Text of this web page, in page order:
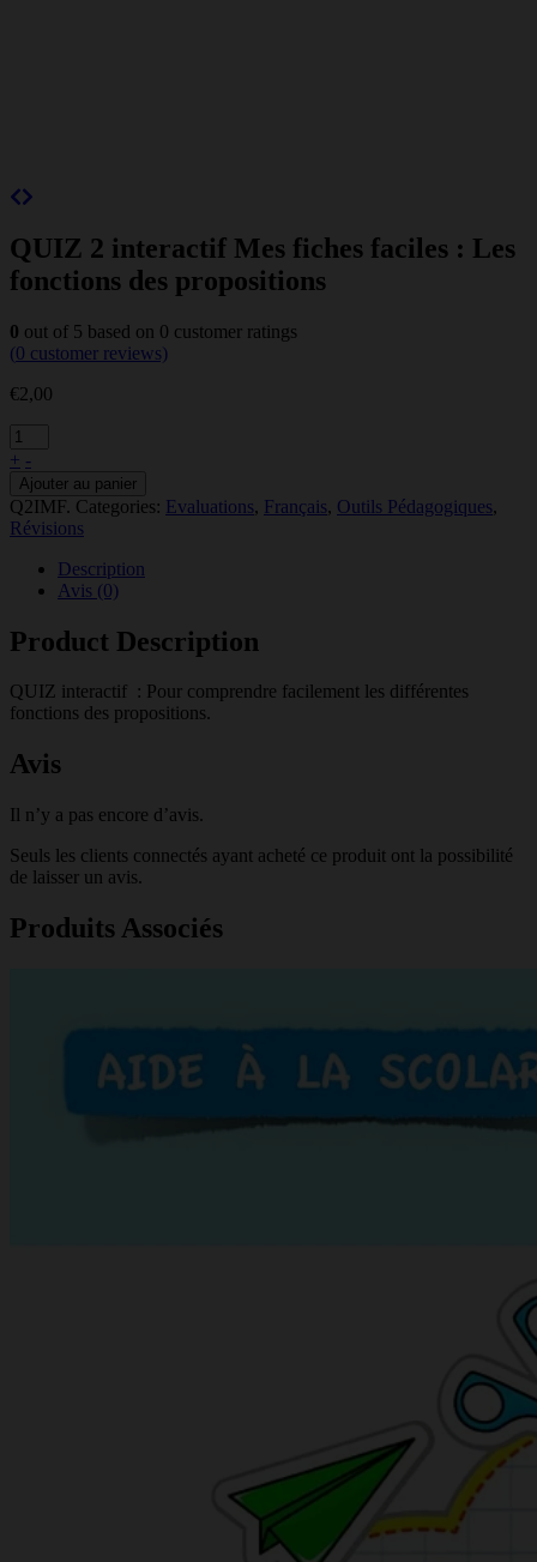
QUIZ 2 interactif Mes fiches faciles : Les
fonctions des propositions
0 out of 5 based on 0 customer ratings
(0 customer reviews)
€2,00
+ -
Ajouter au panier
Q2IMF. Categories: Evaluations, Français, Outils Pédagogiques,
Révisions
Description
Avis (0)
Product Description
QUIZ interactif : Pour comprendre facilement les différentes
fonctions des propositions.
Avis
Il n’y a pas encore d’avis.
Seuls les clients connectés ayant acheté ce produit ont la possibilité
de laisser un avis.
Produits Associés